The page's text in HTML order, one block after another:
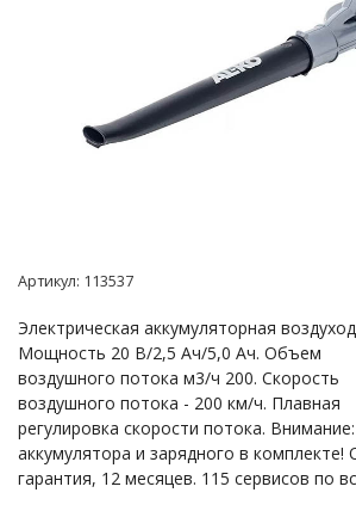
Артикул: 113537
Электрическая аккумуляторная
Мощность 20 В/2,5 Ач/5,0 Ач. Объем
воздушного потока м3/ч 200. Скорость
воздушного потока - 200 км/ч. Плавная
регулировка скорости потока.
аккумулятора и зарядного в комплекте!
гарантия, 12 месяцев. 115 сервисов по